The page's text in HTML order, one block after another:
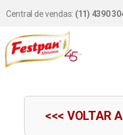
Central de vendas: (11) 4390
<<< VOLTAR